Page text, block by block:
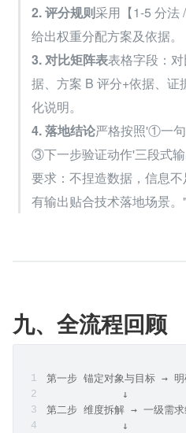
2. 评分规则采用【1-5 分法
给出权重分配方案及依据。
3. 对比矩阵表表格字段：
据、方案 B 评分+依据、证
化说明。
4. 落地结论严格按照'①一
③下一步验证动作'三段式输
要求：不捏造数据，信息
有输出贴合技术落地场景。"
九、全流程回顾
第一步 锚定对象与目标 →
            ↓
第二步 维度拆解 → 一级需
            ↓